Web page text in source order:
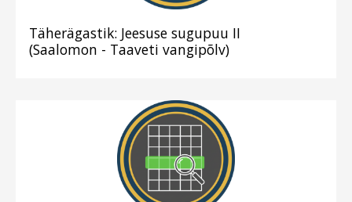
Täherägastik: Jeesuse sugupuu II
(Saalomon - Taaveti vangipõlv)